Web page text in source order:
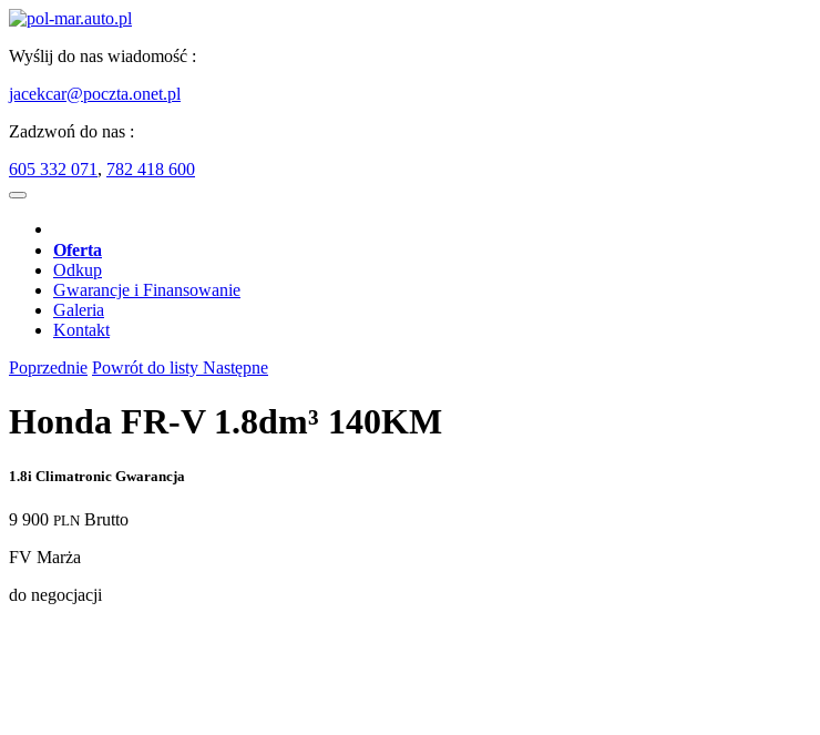
Wyślij do nas wiadomość :
jacekcar@poczta.onet.pl
Zadzwoń do nas :
605 332 071 , 782 418 600
Oferta
Odkup
Gwarancje i Finansowanie
Galeria
Kontakt
Poprzednie Powrót do listy Następne
Honda FR-V 1.8dm³ 140KM
1.8i Climatronic Gwarancja
9 900 PLN Brutto
FV Marża
do negocjacji